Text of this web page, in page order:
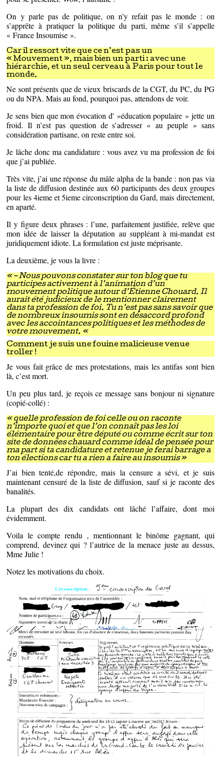
On y parle pas de politique, on n’y refait pas le monde : on
s’apprête à pratiquer la politique du parti, même s’il s’appelle
« France Insoumise ».
Car il ressort vite que ce n’est pas un
« Mouvement », mais bien un parti : avec une
hiérarchie, et un seul cerveau à Paris pour tout le
monde.
Ne sont présents que de vieux briscards de la CGT, du PC, du PG
ou du NPA. Mais au fond, pourquoi pas, attendons de voir.
Je sens bien que mon évocation d' »éducation populaire » jette un
froid. Il n’est pas question de s’adresser « au peuple » sans
considération partisane, on reste entre soi.
Je lâche donc ma candidature : vous avez vu ma profession de foi
que j’ai publiée.
Très vite, j’ai une réponse du mâle alpha de la bande : non pas via
la liste de diffusion destinée aux 60 participants des deux groupes
pour les 4ieme et 5ieme circonscription du Gard, mais directement,
en aparté.
Il y figure deux phrases : l’une, parfaitement justifiée, relève que
mon idée de laisser la députation au suppléant à mi-mandat est
juridiquement idiote. La formulation est juste méprisante.
La deuxième, je vous la livre :
« – Nous pouvons constater sur ton blog que tu
participes activement à l’animation d’un
mouvement politique autour d’Étienne Chouard. Il
aurait été judicieux de le mentionner clairement
dans ta profession de foi. Tu n’est pas sans savoir que
de nombreux insoumis sont en désaccord profond
avec les accointances politiques et les méthodes de
votre mouvement. «
Comment je suis une fouine malicieuse venue
troller !
Je vous fait grâce de mes protestations, mais les antifas sont bien
là, c’est mort.
Un peu plus tard, je reçois ce message sans bonjour ni signature
(copié-collé) :
« quelle profession de foi celle ou on raconte
n’importe quoi et que l’on connaît pas les loi
élémentaire pour être député ou comme écrit sur ton
site de données chauard comme idéal de pensée pour
ma part si ta candidature et retenue je ferai barrage a
ton élections car tu a rien a faire au insoumis »
J’ai bien tenté,de répondre, mais la censure a sévi, et je suis
maintenant censuré de la liste de diffusion, sauf si je raconte des
banalités.
La plupart des dix candidats ont lâché l’affaire, dont moi
évidemment.
Voila le compte rendu , mentionnant le binôme gagnant, qui
comprend, devinez qui ? l’autrice de la menace juste au dessus,
Mme Julie !
Notez les motivations du choix.